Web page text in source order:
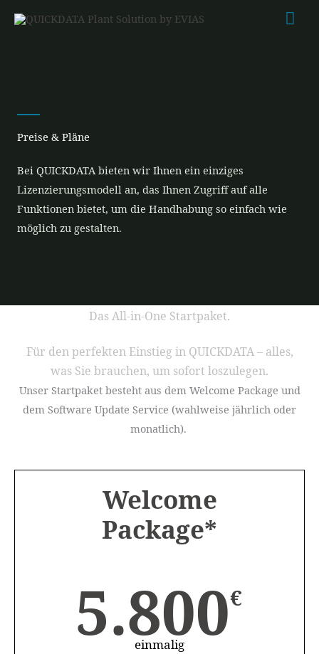
Inhalt
Preise & Pläne
Bei QUICKDATA bieten wir Ihnen ein einziges
Lizenzierungsmodell an, das Ihnen Zugriff auf alle
Funktionen bietet, um die Handhabung so einfach wie
möglich zu gestalten.
Das All-in-One Startpaket.
Für den perfekten Einstieg in QUICKDATA – alles,
was Sie brauchen, um sofort loszulegen.
Unser Startpaket besteht aus dem Welcome Package und
dem Software Update Service (wahlweise jährlich oder
monatlich).
Welcome
Package*
5.800€
einmalig